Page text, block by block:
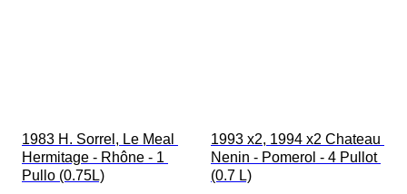
1983 H. Sorrel, Le Meal
Hermitage - Rhône - 1
Pullo (0.75L)
1993 x2, 1994 x2 Chateau
Nenin - Pomerol - 4 Pullot
(0.7 L)